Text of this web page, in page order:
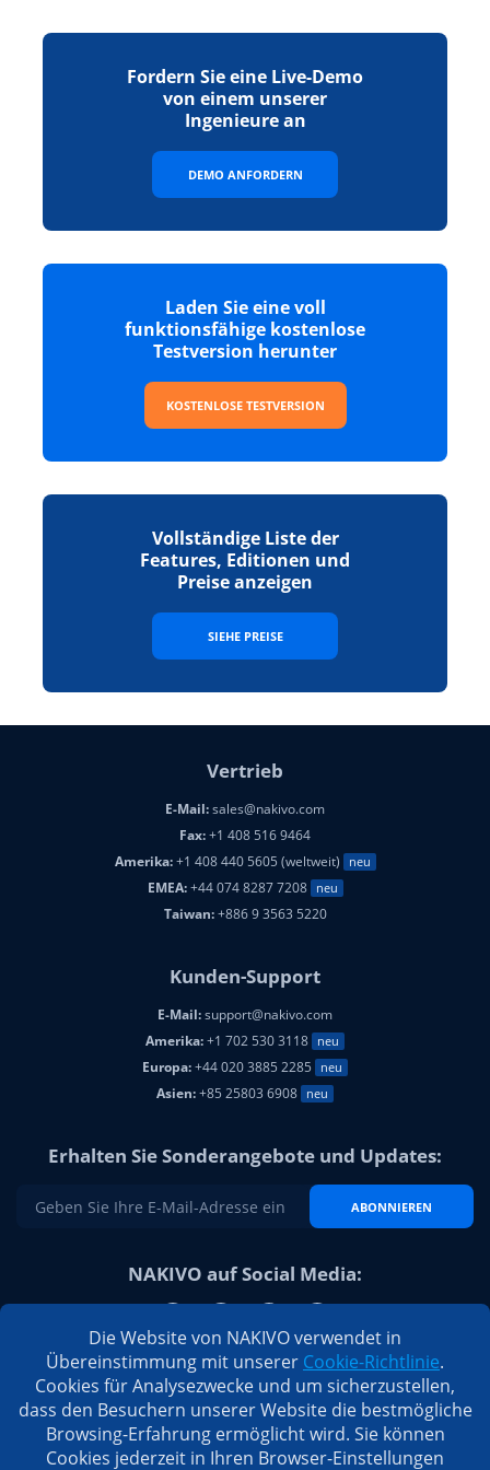
Fordern Sie eine Live-Demo
von einem unserer
Ingenieure an
DEMO ANFORDERN
Laden Sie eine voll
funktionsfähige kostenlose
Testversion herunter
KOSTENLOSE TESTVERSION
Vollständige Liste der
Features, Editionen und
Preise anzeigen
SIEHE PREISE
Vertrieb
E-Mail:sales@nakivo.com
Fax:+1 408 516 9464
Amerika:+1 408 440 5605 (weltweit) neu
EMEA:+44 074 8287 7208 neu
Taiwan:+886 9 3563 5220
Kunden-Support
E-Mail:support@nakivo.com
Amerika:+1 702 530 3118 neu
Europa:+44 020 3885 2285 neu
Asien:+85 25803 6908 neu
Erhalten Sie Sonderangebote und Updates:
ABONNIEREN
NAKIVO auf Social Media:
Die Website von NAKIVO verwendet in
Übereinstimmung mit unserer Cookie-Richtlinie.
Cookies für Analysezwecke und um sicherzustellen,
dass den Besuchern unserer Website die bestmögliche
Browsing-Erfahrung ermöglicht wird. Sie können
Cookies jederzeit in Ihren Browser-Einstellungen